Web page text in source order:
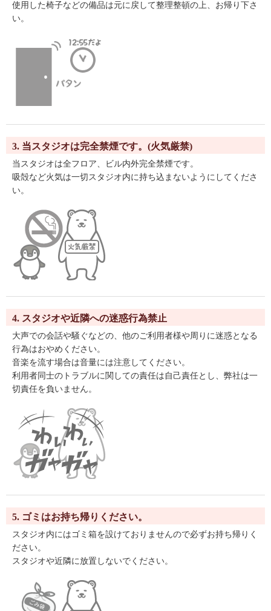
使用した椅子などの備品は元に戻して整理整頓の上、お帰り下さ
い。
3. 当スタジオは完全禁煙です。(火気厳禁)
当スタジオは全フロア、ビル内外完全禁煙です。
吸殻など火気は一切スタジオ内に持ち込まないようにしてくださ
い。
4. スタジオや近隣への迷惑行為禁止
大声での会話や騒ぐなどの、他のご利用者様や周りに迷惑となる
行為はおやめください。
音楽を流す場合は音量には注意してください。
利用者同士のトラブルに関しての責任は自己責任とし、弊社は一
切責任を負いません。
5. ゴミはお持ち帰りください。
スタジオ内にはゴミ箱を設けておりませんので必ずお持ち帰りく
ださい。
スタジオや近隣に放置しないでください。